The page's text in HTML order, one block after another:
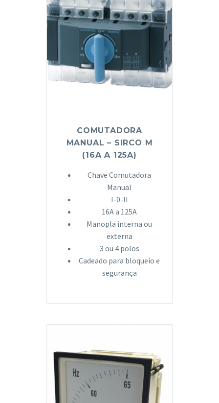
COMUTADORA
MANUAL – SIRCO M
(16A A 125A)
Chave Comutadora
Manual
I-0-II
16A a 125A
Manopla interna ou
externa
3 ou 4 polos
Cadeado para bloqueio e
segurança